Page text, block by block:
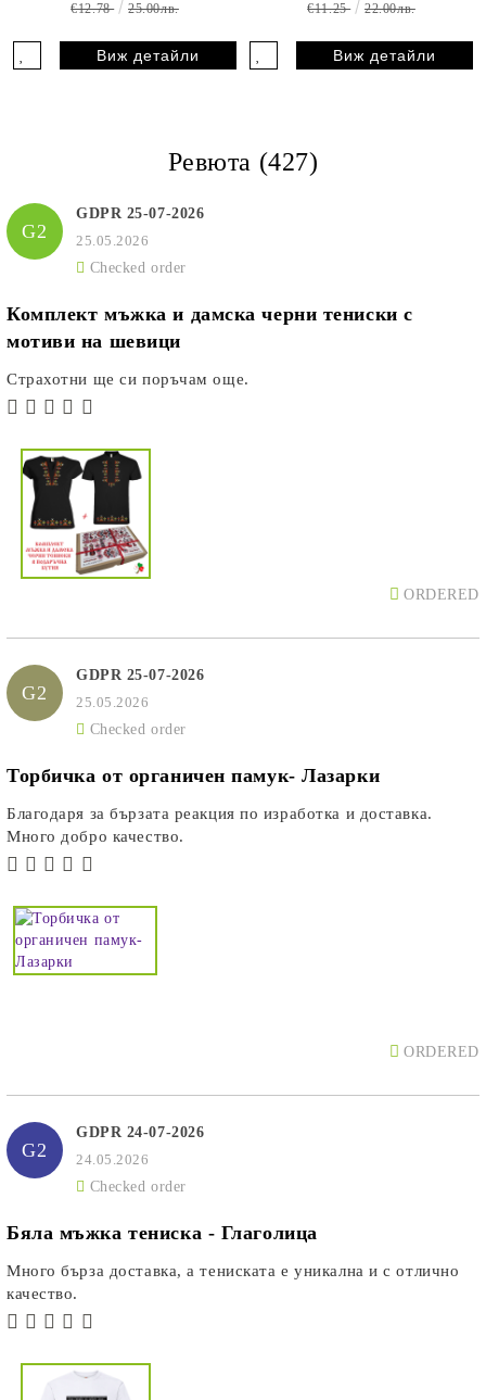
€12.78 25.00лв.
Виж детайли
€11.25 22.00лв.
Виж детайли
Ревюта (427)
G2
GDPR 25-07-2026
25.05.2026
Checked order
Комплект мъжка и дамска черни тениски с
мотиви на шевици
Страхотни ще си поръчам още.
ORDERED
G2
GDPR 25-07-2026
25.05.2026
Checked order
Торбичка от органичен памук- Лазарки
Благодаря за бързата реакция по изработка и доставка.
Много добро качество.
ORDERED
G2
GDPR 24-07-2026
24.05.2026
Checked order
Бяла мъжка тениска - Глаголица
Много бърза доставка, а тениската е уникална и с отлично
качество.